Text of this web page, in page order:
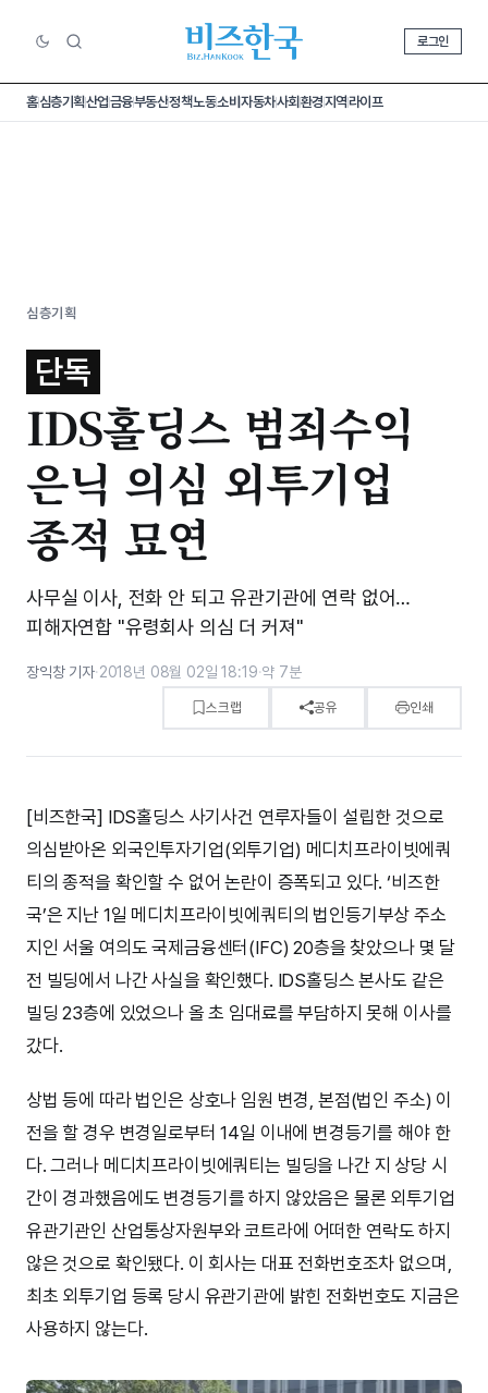
로그인
홈심층기획산업금융부동산정책노동소비 자동차사회환경지역라이프
심층기획
단독
IDS홀딩스 범죄수익
은닉 의심 외투기업
종적 묘연
사무실 이사, 전화 안 되고 유관기관에 연락 없어…
피해자연합 "유령회사 의심 더 커져"
장익창 기자·2018년 08월 02일 18:19·약 7분
스크랩 공유 인쇄
[비즈한국] IDS홀딩스 사기사건 연루자들이 설립한 것으로
의심받아온 외국인투자기업(외투기업) 메디치프라이빗에쿼
티의 종적을 확인할 수 없어 논란이 증폭되고 있다. ‘비즈한
국’은 지난 1일 메디치프라이빗에쿼티의 법인등기부상 주소
지인 서울 여의도 국제금융센터(IFC) 20층을 찾았으나 몇 달
전 빌딩에서 나간 사실을 확인했다. IDS홀딩스 본사도 같은
빌딩 23층에 있었으나 올 초 임대료를 부담하지 못해 이사를
갔다.
상법 등에 따라 법인은 상호나 임원 변경, 본점(법인 주소) 이
전을 할 경우 변경일로부터 14일 이내에 변경등기를 해야 한
다. 그러나 메디치프라이빗에쿼티는 빌딩을 나간 지 상당 시
간이 경과했음에도 변경등기를 하지 않았음은 물론 외투기업
유관기관인 산업통상자원부와 코트라에 어떠한 연락도 하지
않은 것으로 확인됐다. 이 회사는 대표 전화번호조차 없으며,
최초 외투기업 등록 당시 유관기관에 밝힌 전화번호도 지금은
사용하지 않는다.